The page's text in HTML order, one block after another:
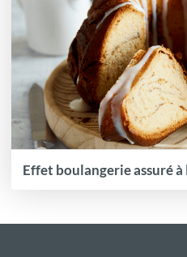
Effet boulangerie assuré à